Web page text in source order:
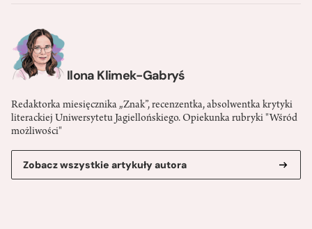
Ilona Klimek-Gabryś
Redaktorka miesięcznika „Znak”, recenzentka, absolwentka krytyki
literackiej Uniwersytetu Jagiellońskiego. Opiekunka rubryki "Wśród
możliwości"
Zobacz wszystkie artykuły autora